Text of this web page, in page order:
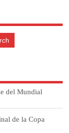
del Mundial
de la Copa